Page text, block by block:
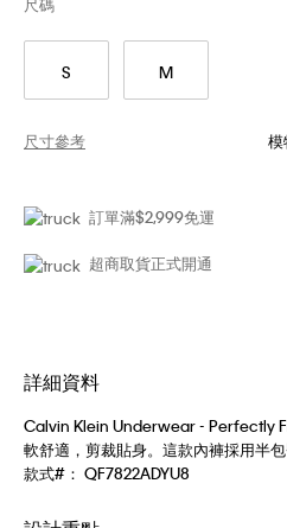
S M
尺寸參考 模
訂單滿$2,999免運
超商取貨正式開通
詳細資料
Calvin Klein Underwear - Perfectly
軟舒適，剪裁貼身。這款內褲採用半包
款式#： QF7822ADYU8